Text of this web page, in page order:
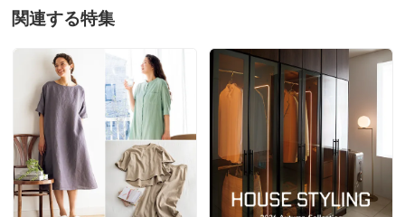
がら捻りのきいた可愛らしさを楽しんでいます。
2024/12/16
3人掛 ウィローボウベージュ
長野県
タペストリーかわりに壁掛けに使いました。シックでた
いへんおしゃれな雰囲気になり満足です。
関連する特集